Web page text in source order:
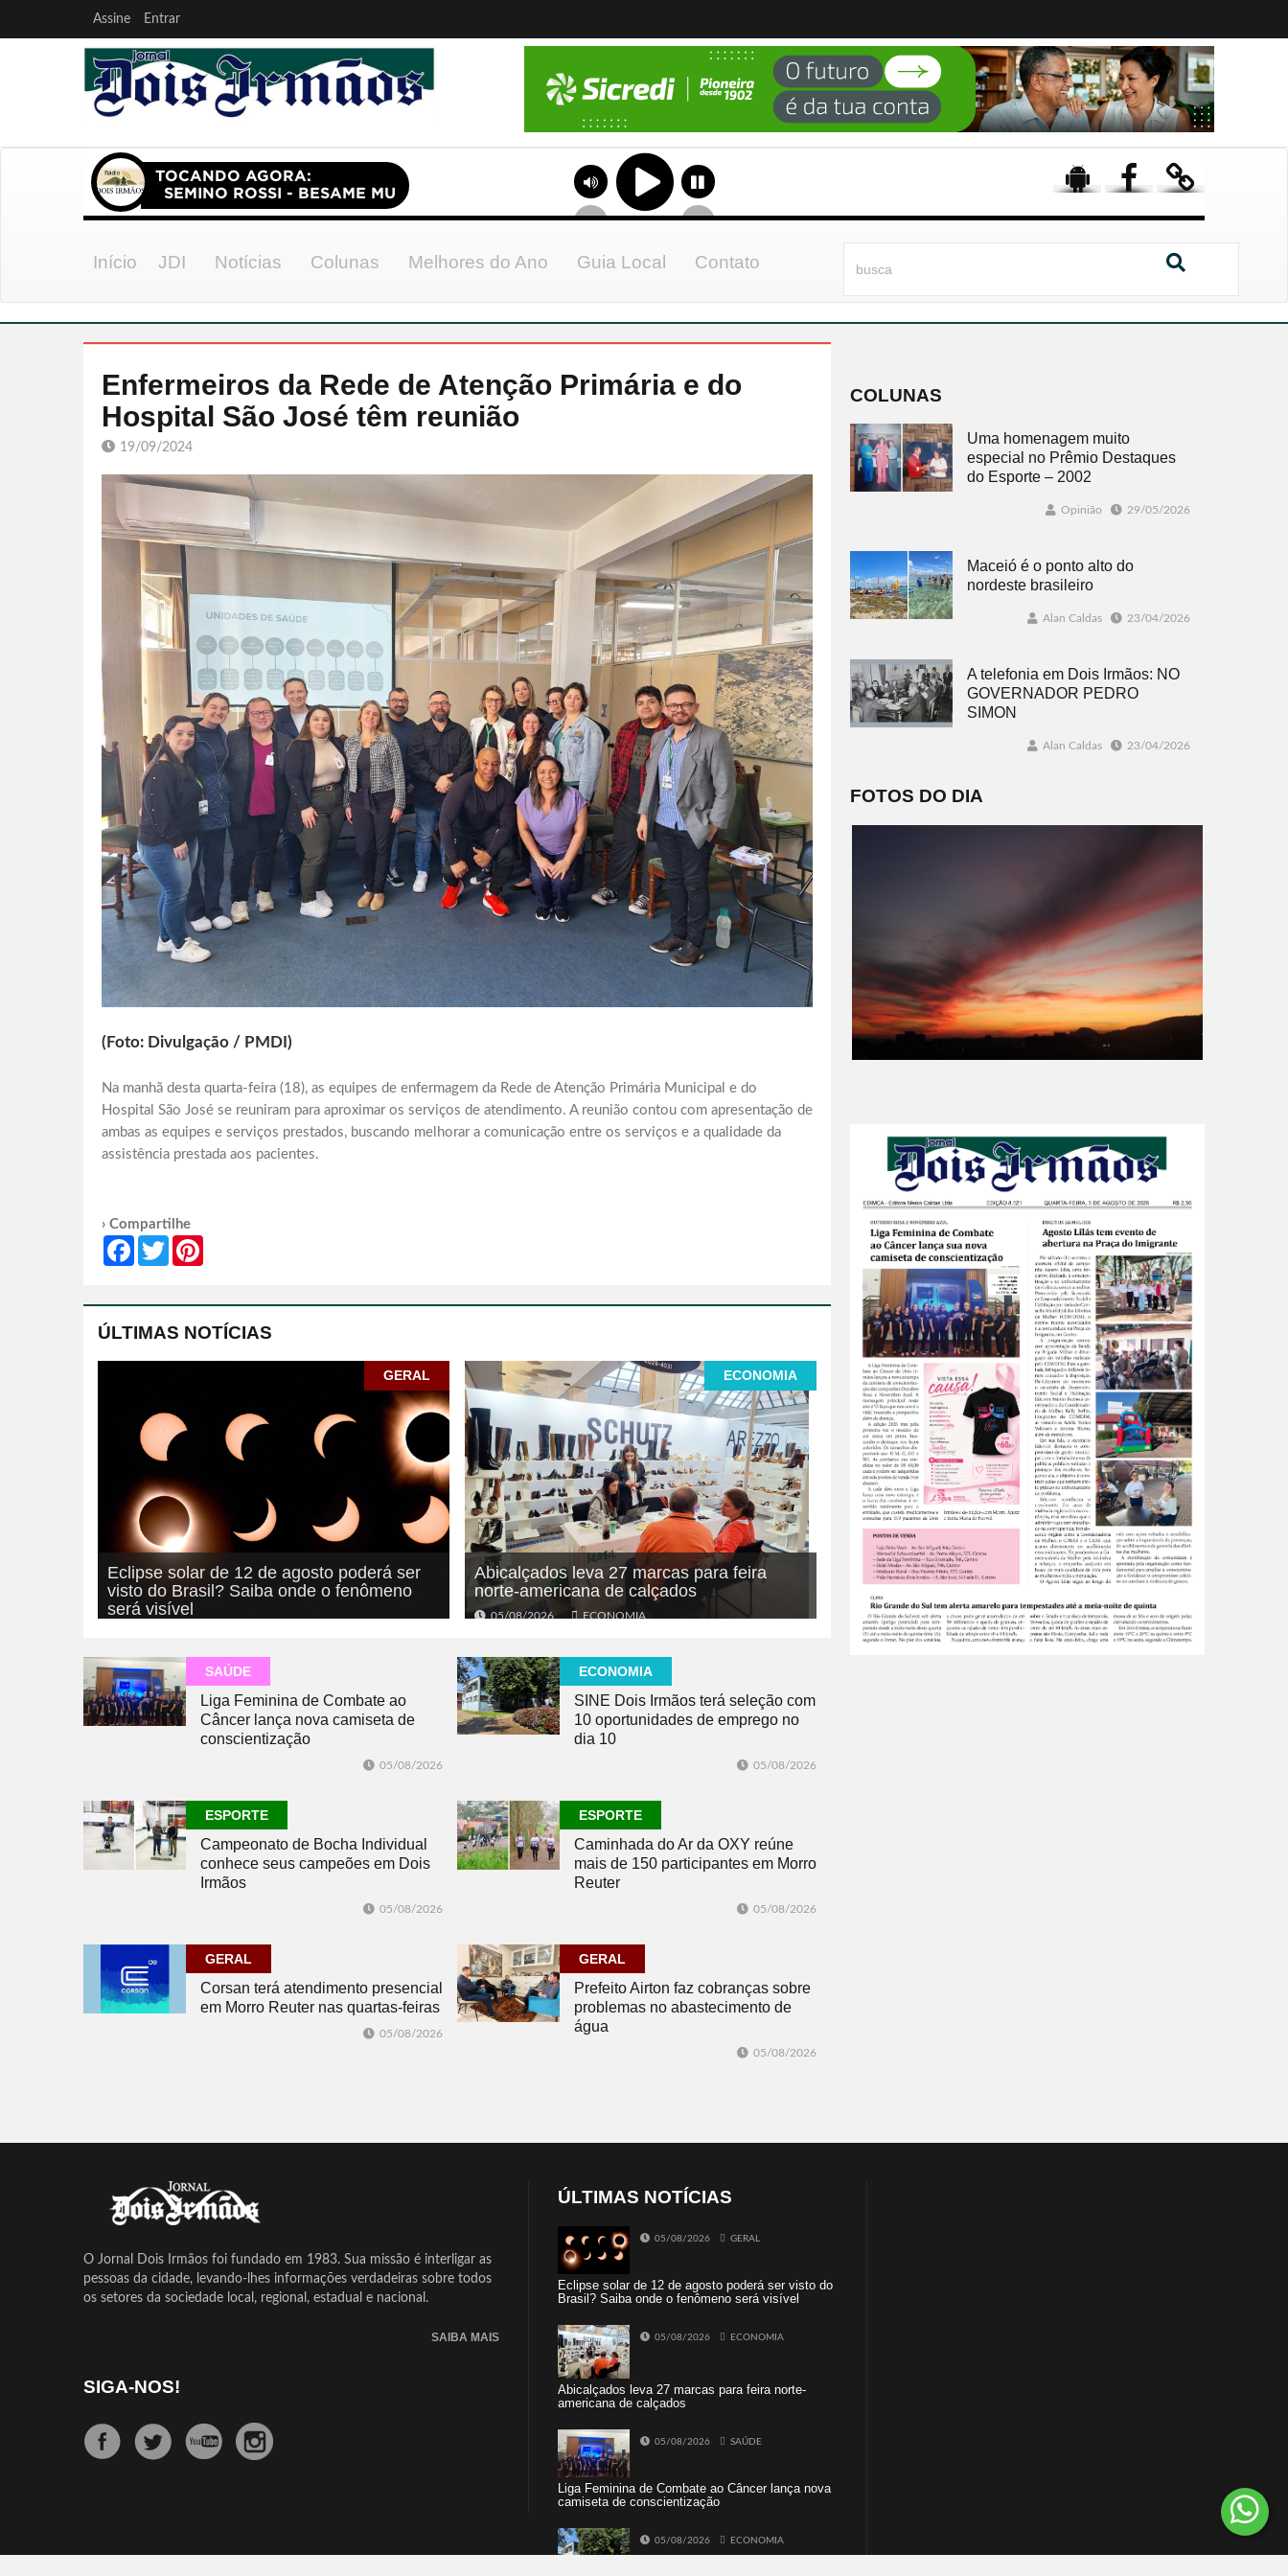
Assine Entrar
Início JDI Notícias Colunas Melhores do Ano Guia Local Contato
Enfermeiros da Rede de Atenção Primária e do
Hospital São José têm reunião
19/09/2024
(Foto: Divulgação / PMDI)
Na manhã desta quarta-feira (18), as equipes de enfermagem da Rede de Atenção Primária Municipal e do
Hospital São José se reuniram para aproximar os serviços de atendimento. A reunião contou com apresentação de
ambas as equipes e serviços prestados, buscando melhorar a comunicação entre os serviços e a qualidade da
assistência prestada aos pacientes.
› Compartilhe
FacebookTwitter
ÚLTIMAS NOTÍCIAS
GERAL
Eclipse solar de 12 de agosto poderá ser
visto do Brasil? Saiba onde o fenômeno
será visível
ECONOMIA
Abicalçados leva 27 marcas para feira
norte-americana de calçados
05/08/2026 ECONOMIA
SAÚDE
Liga Feminina de Combate ao
Câncer lança nova camiseta de
conscientização
05/08/2026
ECONOMIA
SINE Dois Irmãos terá seleção com
10 oportunidades de emprego no
dia 10
05/08/2026
ESPORTE
Campeonato de Bocha Individual
conhece seus campeões em Dois
Irmãos
05/08/2026
ESPORTE
Caminhada do Ar da OXY reúne
mais de 150 participantes em Morro
Reuter
05/08/2026
GERAL
Corsan terá atendimento presencial
em Morro Reuter nas quartas-feiras
05/08/2026
GERAL
Prefeito Airton faz cobranças sobre
problemas no abastecimento de
água
05/08/2026
COLUNAS
Uma homenagem muito
especial no Prêmio Destaques
do Esporte – 2002
Opinião 29/05/2026
Maceió é o ponto alto do
nordeste brasileiro
Alan Caldas 23/04/2026
A telefonia em Dois Irmãos: NO
GOVERNADOR PEDRO
SIMON
Alan Caldas 23/04/2026
FOTOS DO DIA
O Jornal Dois Irmãos foi fundado em 1983. Sua missão é interligar as
pessoas da cidade, levando-lhes informações verdadeiras sobre todos
os setores da sociedade local, regional, estadual e nacional.
SAIBA MAIS
SIGA-NOS!
ÚLTIMAS NOTÍCIAS
05/08/2026 GERAL
Eclipse solar de 12 de agosto poderá ser visto do
Brasil? Saiba onde o fenômeno será visível
05/08/2026 ECONOMIA
Abicalçados leva 27 marcas para feira norte-
americana de calçados
05/08/2026 SAÚDE
Liga Feminina de Combate ao Câncer lança nova
camiseta de conscientização
05/08/2026 ECONOMIA